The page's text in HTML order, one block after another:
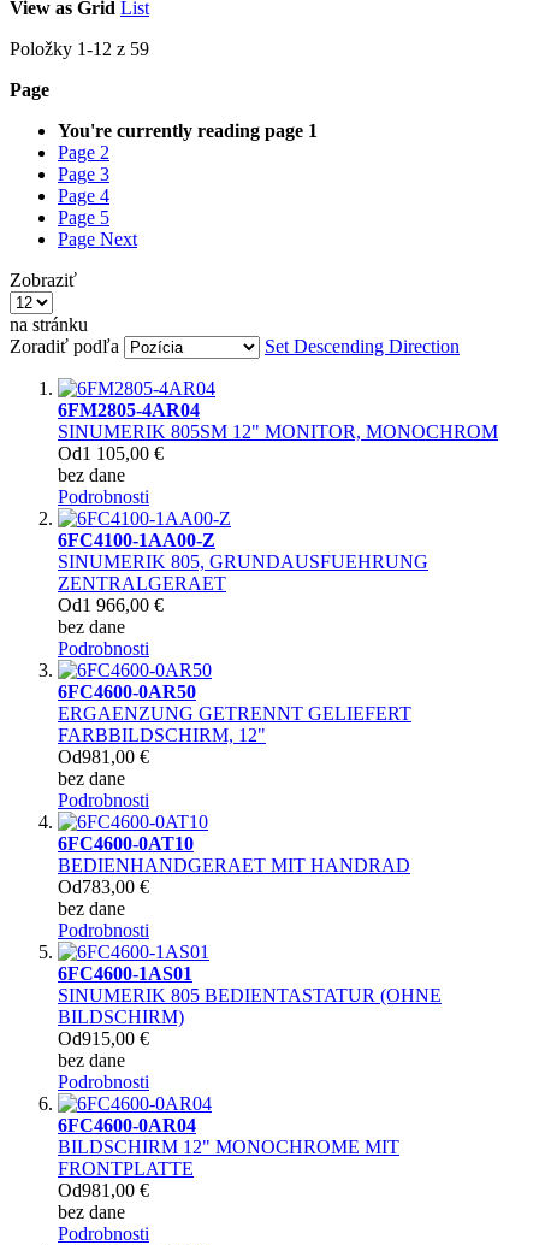
View as Grid List
Položky 1-12 z 59
Page
You're currently reading page 1
Page 2
Page 3
Page 4
Page 5
Page Next
Zobraziť
na stránku
Zoradiť podľa
Set Descending Direction
6FM2805-4AR04
SINUMERIK 805SM 12" MONITOR, MONOCHROM
Od1 105,00 €
bez dane
Podrobnosti
6FC4100-1AA00-Z
SINUMERIK 805, GRUNDAUSFUEHRUNG
ZENTRALGERAET
Od1 966,00 €
bez dane
Podrobnosti
6FC4600-0AR50
ERGAENZUNG GETRENNT GELIEFERT
FARBBILDSCHIRM, 12"
Od981,00 €
bez dane
Podrobnosti
6FC4600-0AT10
BEDIENHANDGERAET MIT HANDRAD
Od783,00 €
bez dane
Podrobnosti
6FC4600-1AS01
SINUMERIK 805 BEDIENTASTATUR (OHNE
BILDSCHIRM)
Od915,00 €
bez dane
Podrobnosti
6FC4600-0AR04
BILDSCHIRM 12" MONOCHROME MIT
FRONTPLATTE
Od981,00 €
bez dane
Podrobnosti